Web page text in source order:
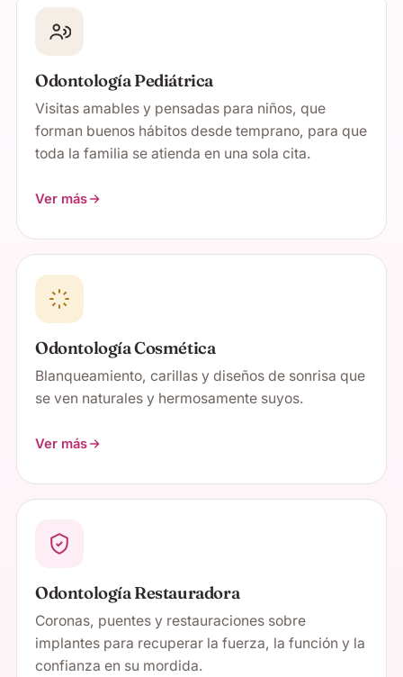
Odontología Pediátrica
Visitas amables y pensadas para niños, que
forman buenos hábitos desde temprano, para que
toda la familia se atienda en una sola cita.
Ver más
Odontología Cosmética
Blanqueamiento, carillas y diseños de sonrisa que
se ven naturales y hermosamente suyos.
Ver más
Odontología Restauradora
Coronas, puentes y restauraciones sobre
implantes para recuperar la fuerza, la función y la
confianza en su mordida.